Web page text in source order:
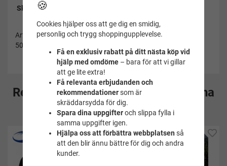
Skötselråd:
Artikelnummer:
5007151-580-38
Rekommenderade tillbehör till denna
produkt
🍪
Cookies hjälper oss att ge dig en smidig,
personlig och trygg shoppingupplevelse.
Få en exklusiv rabatt på ditt nästa köp vid
hjälp med omdöme– bara för att vi gillar
att ge lite extra!
Få relevanta erbjudanden och
rekommendationersom är
skräddarsydda för dig.
Spara dina uppgifteroch slippa fylla i
samma uppgifter igen.
Hjälpa oss att förbättra webbplatsen så
att den blir ännu bättre för dig och andra
kunder.